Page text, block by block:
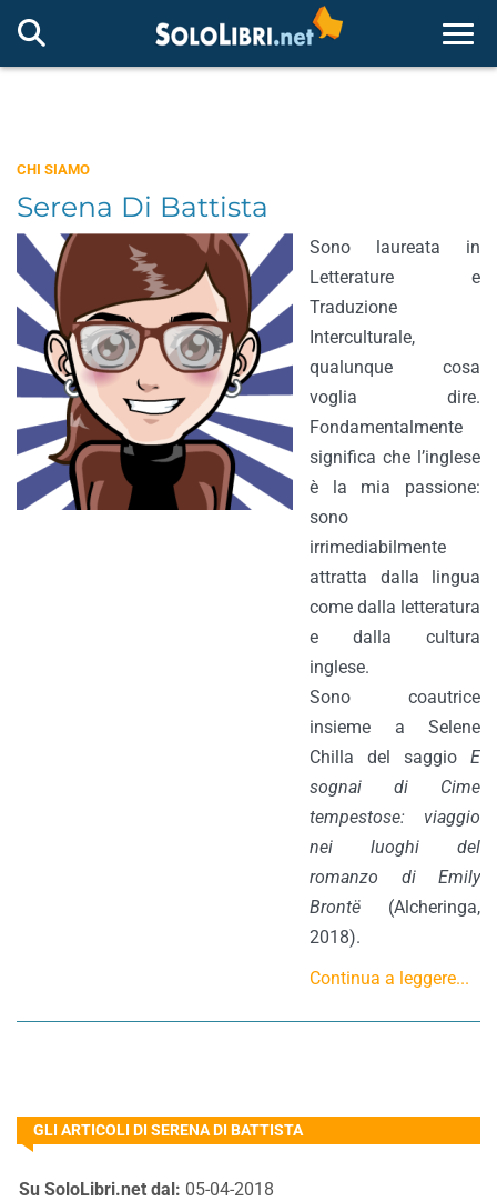
CHI SIAMO
Serena Di Battista
Sono laureata in
Letterature e
Traduzione
Interculturale,
qualunque cosa
voglia dire.
Fondamentalmente
significa che l’inglese
è la mia passione:
sono
irrimediabilmente
attratta dalla lingua
come dalla letteratura
e dalla cultura
inglese.
Sono coautrice
insieme a Selene
Chilla del saggio E
sognai di Cime
tempestose: viaggio
nei luoghi del
romanzo di Emily
Brontë (Alcheringa,
2018).
Continua a leggere...
GLI ARTICOLI DI SERENA DI BATTISTA
Su SoloLibri.net dal: 05-04-2018